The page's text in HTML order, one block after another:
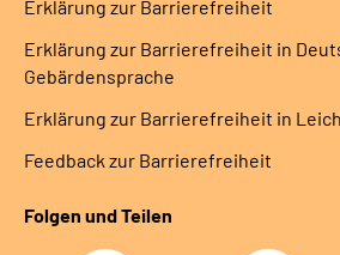
Erklärung zur Barrierefreiheit
Erklärung zur Barrierefreiheit in
Gebärdensprache
Erklärung zur Barrierefreiheit in
Feedback zur Barrierefreiheit
Folgen und Teilen